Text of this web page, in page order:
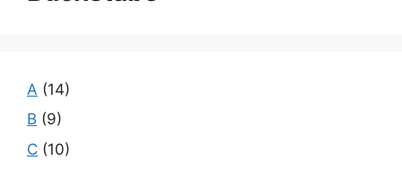
A (14)
B (9)
C (10)